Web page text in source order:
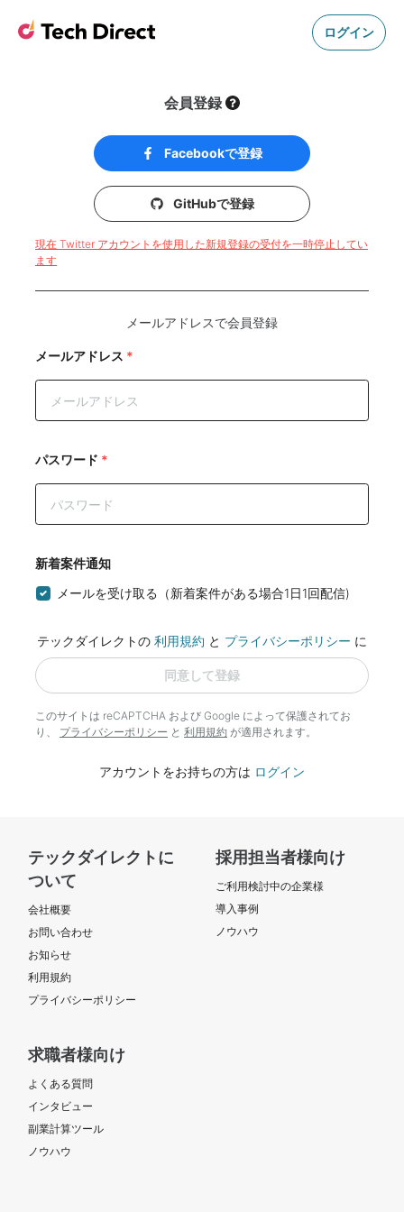
ログイン
会員登録
Facebookで登録
GitHubで登録
現在 Twitter アカウントを使用した新規登録の受付を一時停止してい
ます
メールアドレスで会員登録
メールアドレス *
パスワード *
新着案件通知
メールを受け取る（新着案件がある場合1日1回配信)
テックダイレクトの 利用規約 と プライバシーポリシー に
同意して登録
このサイトは reCAPTCHA および Google によって保護されてお
り、 プライバシーポリシー と 利用規約 が適用されます。
アカウントをお持ちの方は ログイン
テックダイレクトに
ついて
会社概要
お問い合わせ
お知らせ
利用規約
プライバシーポリシー
採用担当者様向け
ご利用検討中の企業様
導入事例
ノウハウ
求職者様向け
よくある質問
インタビュー
副業計算ツール
ノウハウ